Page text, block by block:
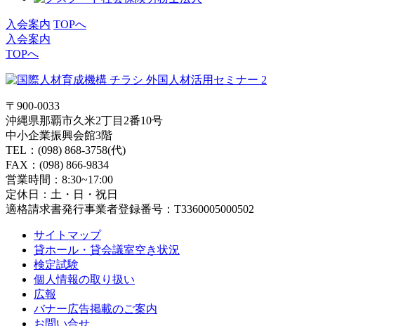
入会案内 TOPへ
入会案内
TOPへ
〒900-0033
沖縄県那覇市久米2丁目2番10号
中小企業振興会館3階
TEL：(098) 868-3758(代)
FAX：(098) 866-9834
営業時間：8:30~17:00
定休日：土・日・祝日
適格請求書発行事業者登録番号：T3360005000502
サイトマップ
貸ホール・貸会議室空き状況
検定試験
個人情報の取り扱い
広報
バナー広告掲載のご案内